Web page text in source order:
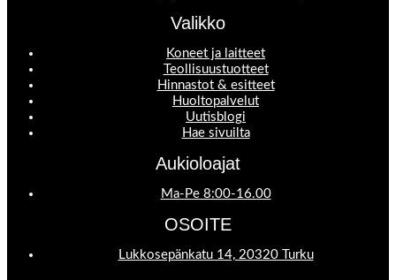
Valikko
Koneet ja laitteet
Teollisuustuotteet
Hinnastot & esitteet
Huoltopalvelut
Uutisblogi
Hae sivuilta
Aukioloajat
Ma-Pe 8:00-16.00
OSOITE
Lukkosepänkatu 14, 20320 Turku